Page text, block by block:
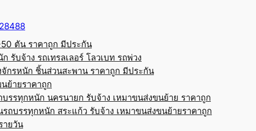
ตัน ราคาถูก มีประกัน
รับจ้าง รถเทรลเลอร์ โลวเบท รถพ่วง
กรหนัก ชิ้นส่วนสะพาน ราคาถูก มีประกัน
ย้ายราคาถูก
บรรทุกหนัก นครนายก รับจ้าง เหมาขนส่งขนย้าย ราคาถูก
รถบรรทุกหนัก สระแก้ว รับจ้าง เหมาขนส่งขนย้ายราคาถูก
ายวัน